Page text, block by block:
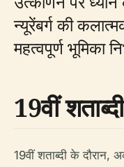
न्यूरेंबर्ग की
महत्वपूर्ण भूमिका
19वीं
19वीं शताब्दी के दौरान,